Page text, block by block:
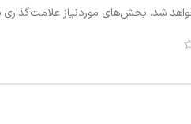
شد. بخش‌های موردنیاز علامت‌گذاری